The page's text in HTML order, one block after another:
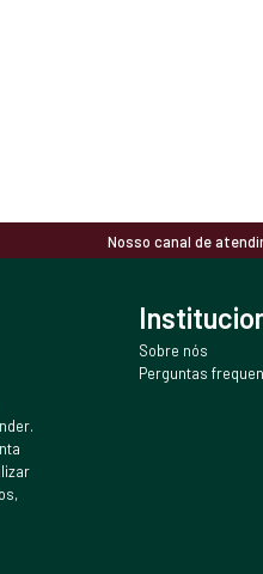
Nosso canal de
Sobre nós
Perguntas